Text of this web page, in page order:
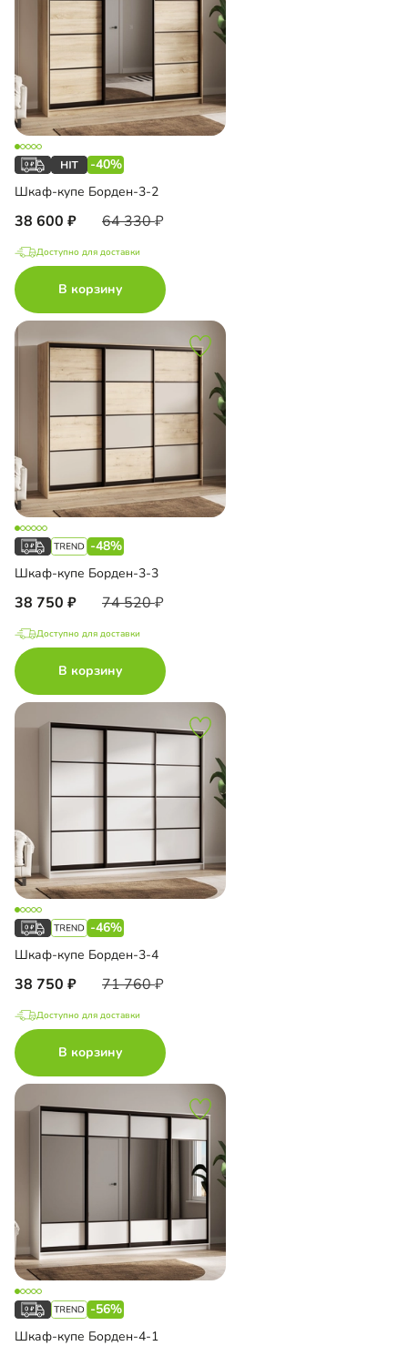
-40%
Шкаф-купе Борден-3-2
38 600 64 330
Доступно для доставки
В корзину
-48%
Шкаф-купе Борден-3-3
38 750 74 520
Доступно для доставки
В корзину
-46%
Шкаф-купе Борден-3-4
38 750 71 760
Доступно для доставки
В корзину
-56%
Шкаф-купе Борден-4-1